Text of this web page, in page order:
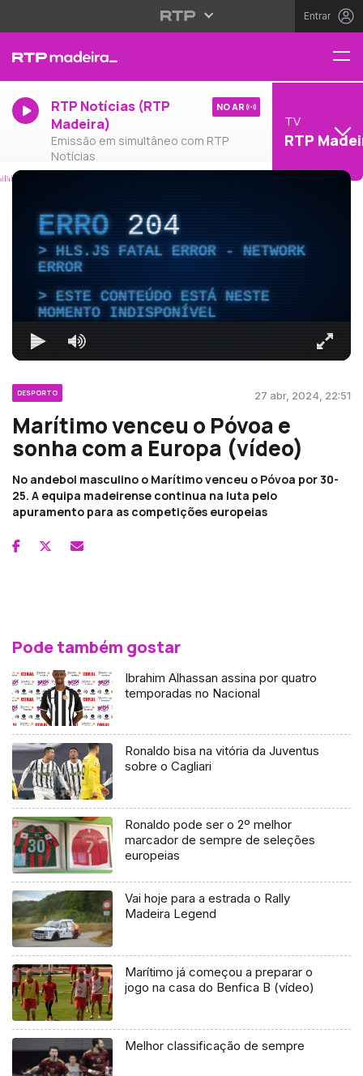
Entrar
RTP Notícias (RTP
Madeira)
Emissão em simultâneo com RTP
Notícias
NO AR
TV
RTP
ERRO204
HLS.JS FATAL ERROR - NETWORK
ERROR
ESTE CONTEÚDO ESTÁ NESTE
MOMENTO INDISPONÍVEL
DESPORTO 27 abr, 2024, 22:51
Marítimo venceu o Póvoa e
sonha com a Europa (vídeo)
No andebol masculino o Marítimo venceu o Póvoa por 30-
25. A equipa madeirense continua na luta pelo
apuramento para as competições europeias
Pode também gostar
Ibrahim Alhassan assina por quatro
temporadas no Nacional
Ronaldo bisa na vitória da Juventus
sobre o Cagliari
Ronaldo pode ser o 2º melhor
marcador de sempre de seleções
europeias
Vai hoje para a estrada o Rally
Madeira Legend
Marítimo já começou a preparar o
jogo na casa do Benfica B (vídeo)
Melhor classificação de sempre